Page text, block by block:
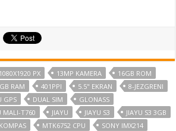
1080X1920 PX 13MP KAMERA
16GB ROM
RAM 401PPI 5.5" EKRAN
8-JEZGRENI
GPS DUAL SIM
GLONASS
MALI-T760 JIAYU JIAYU S3
JIAYU S3 3GB
KOMPAS MTK6752 CPU SONY IMX214